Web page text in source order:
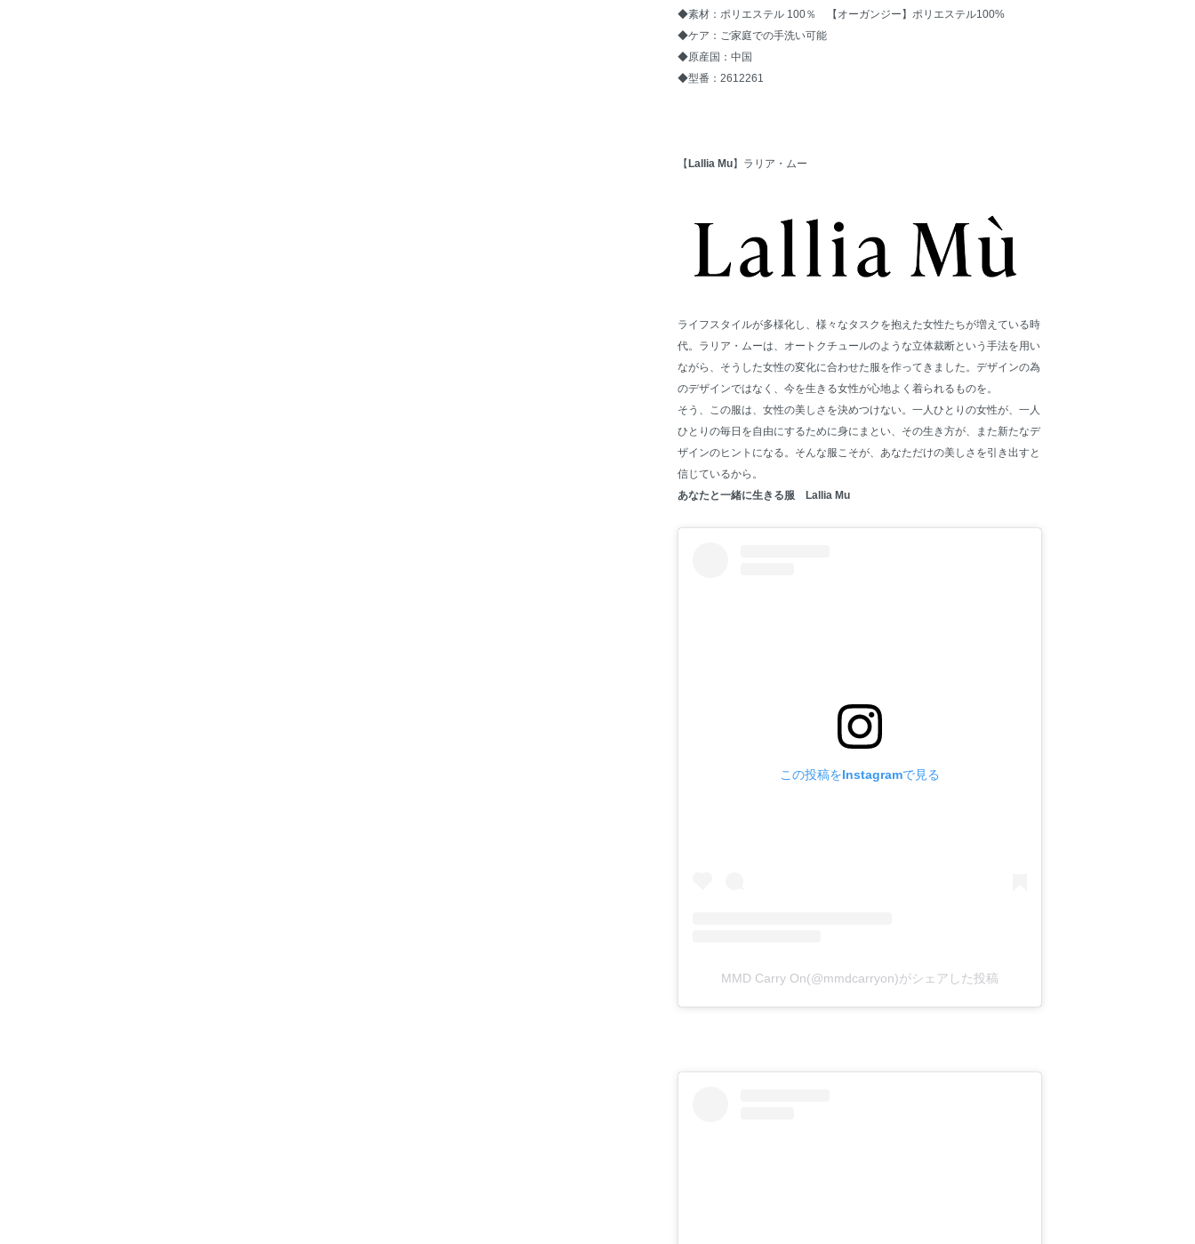
◆素材：ポリエステル 100％ 【オーガンジー】ポリエステル100%
◆ケア：ご家庭での手洗い可能
◆原産国：中国
◆型番：2612261
【Lallia Mu】ラリア・ムー
ライフスタイルが多様化し、様々なタスクを抱えた女性たちが増えている時
代。ラリア・ムーは、オートクチュールのような立体裁断という手法を用い
ながら、そうした女性の変化に合わせた服を作ってきました。デザインの為
のデザインではなく、今を生きる女性が心地よく着られるものを。
そう、この服は、女性の美しさを決めつけない。一人ひとりの女性が、一人
ひとりの毎日を自由にするために身にまとい、その生き方が、また新たなデ
ザインのヒントになる。そんな服こそが、あなただけの美しさを引き出すと
信じているから。
あなたと一緒に生きる服 Lallia Mu
この投稿をInstagramで見る
MMD Carry On(@mmdcarryon)がシェアした投稿